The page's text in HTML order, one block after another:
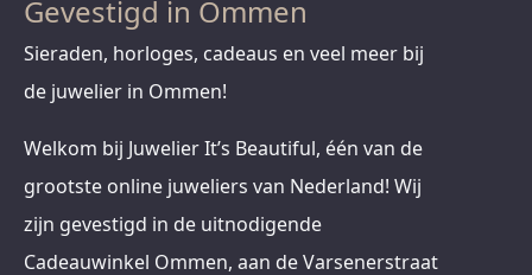
Gevestigd in Ommen
Sieraden, horloges, cadeaus en veel meer bij
de juwelier in Ommen!
Welkom bij Juwelier It’s Beautiful, één van de
grootste online juweliers van Nederland! Wij
zijn gevestigd in de uitnodigende
Cadeauwinkel Ommen, aan de Varsenerstraat